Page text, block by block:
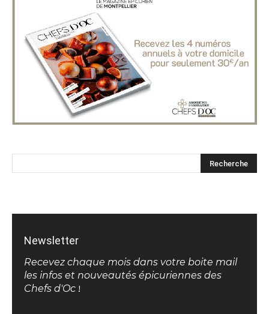
Newsletter
Recevez chaque mois dans votre boite mail
les infos et nouveautés épicuriennes des
Chefs d'Oc !